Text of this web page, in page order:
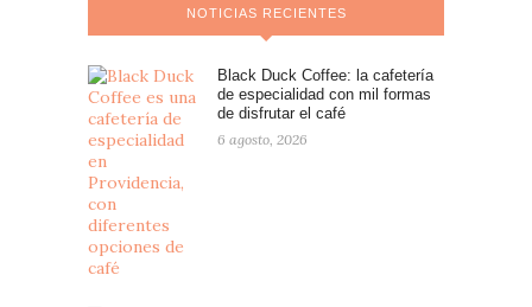
NOTICIAS RECIENTES
Black Duck Coffee: la cafetería
de especialidad con mil formas
de disfrutar el café
6 agosto, 2026